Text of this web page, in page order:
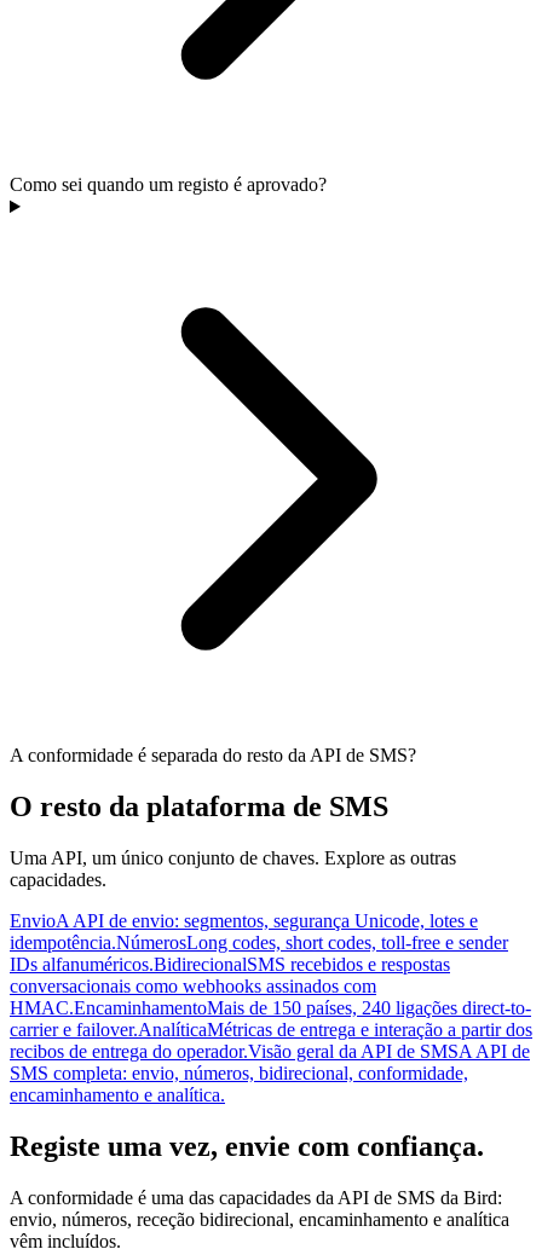
Como sei quando um registo é aprovado?
A conformidade é separada do resto da API de SMS?
O resto da plataforma de SMS
Uma API, um único conjunto de chaves. Explore as outras
capacidades.
EnvioA API de envio: segmentos, segurança Unicode, lotes e
idempotência.NúmerosLong codes, short codes, toll-free e sender
IDs alfanuméricos.BidirecionalSMS recebidos e respostas
conversacionais como webhooks assinados com
HMAC.EncaminhamentoMais de 150 países, 240 ligações direct-to-
carrier e failover.AnalíticaMétricas de entrega e interação a partir dos
recibos de entrega do operador.Visão geral da API de SMSA API de
SMS completa: envio, números, bidirecional, conformidade,
encaminhamento e analítica.
Registe uma vez, envie com confiança.
A conformidade é uma das capacidades da API de SMS da Bird:
envio, números, receção bidirecional, encaminhamento e analítica
vêm incluídos.